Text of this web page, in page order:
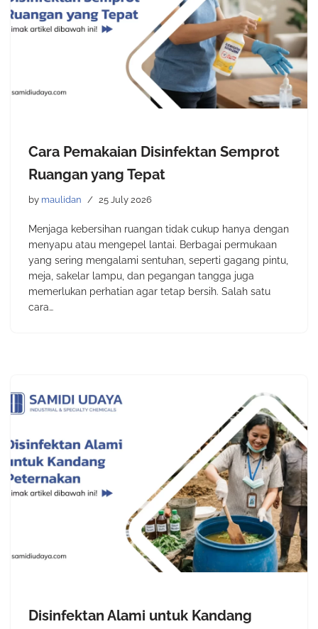
Cara Pemakaian Disinfektan Semprot
Ruangan yang Tepat
by maulidan 25 July 2026
Menjaga kebersihan ruangan tidak cukup hanya dengan
menyapu atau mengepel lantai. Berbagai permukaan
yang sering mengalami sentuhan, seperti gagang pintu,
meja, sakelar lampu, dan pegangan tangga juga
memerlukan perhatian agar tetap bersih. Salah satu
cara…
Disinfektan Alami untuk Kandang